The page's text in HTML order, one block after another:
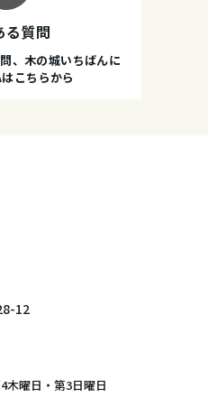
る質問
、木の城いちばんに
こちらから
12
木曜日・第3日曜日